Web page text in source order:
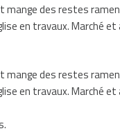
mange des restes
en travaux. Marché
mange des restes
en travaux. Marché